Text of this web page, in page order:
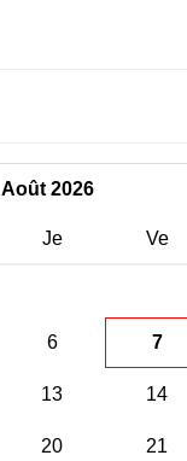
Août 2026
Je Ve
6 7
13 14
20 21